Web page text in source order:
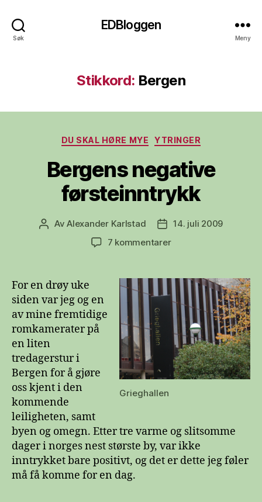
Søk
EDBloggen
Meny
Stikkord: Bergen
Kategorier
DU SKAL HØRE MYE YTRINGER
Bergens negative
førsteinntrykk
Innleggsforfatter
AvAlexander Karlstad Publiseringsdato
14. juli 2009
7 kommentarertil
førsteinntrykk
Grieghallen
For en drøy uke
siden var jeg og en
av mine fremtidige
romkamerater på
en liten
tredagerstur i
Bergen for å gjøre
oss kjent i den
kommende
leiligheten, samt
byen og omegn. Etter tre varme og slitsomme
dager i norges nest største by, var ikke
inntrykket bare positivt, og det er dette jeg føler
må få komme for en dag.